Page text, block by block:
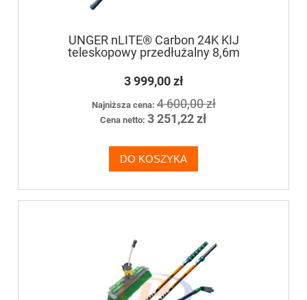
UNGER nLITE® Carbon 24K KIJ
teleskopowy przedłużalny 8,6m
3 999,00 zł
Najniższa cena:4 600,00 zł
Cena netto: 3 251,22 zł
DO KOSZYKA